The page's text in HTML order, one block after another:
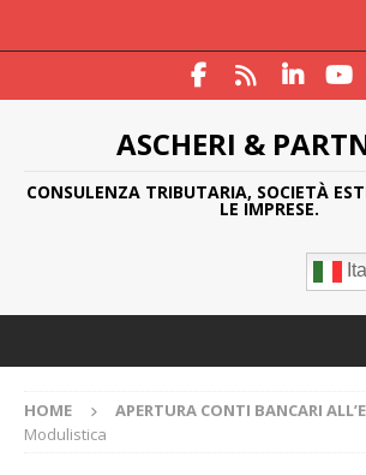
ASCHERI &
CONSULENZA TRIBUTARIA, SOCIETÀ
LE IMPRESE.
HOME
APERTURA CONTI BANCARI
Modulistica